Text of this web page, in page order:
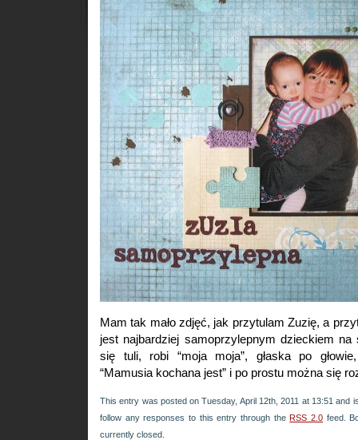
Mam tak mało zdjęć, jak przytulam Zuzię, a
jest najbardziej samoprzylepnym dzieckiem
się tuli, robi “moja moja”, głaska po
“Mamusia kochana jest” i po prostu można się
This entry was posted on Tuesday, April 12th, 2011 at 13:51 and
follow any responses to this entry through the RSS 2.0 feed.
currently closed.